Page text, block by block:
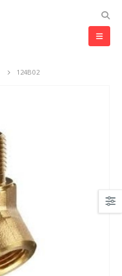
124B02